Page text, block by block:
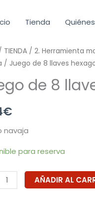
Tienda
TIENDA /2. Herramienta
/ Juego de 8 llaves
de 8
€
navaja
para reserva
AÑADIR AL